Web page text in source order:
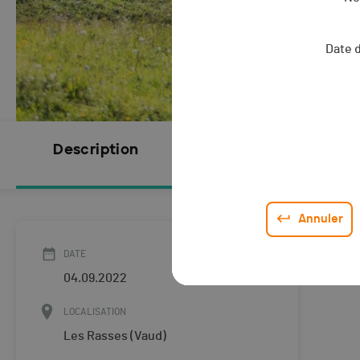
Date
Annuler
Description
DATE
04.09.2022
LOCALISATION
Les Rasses (Vaud)